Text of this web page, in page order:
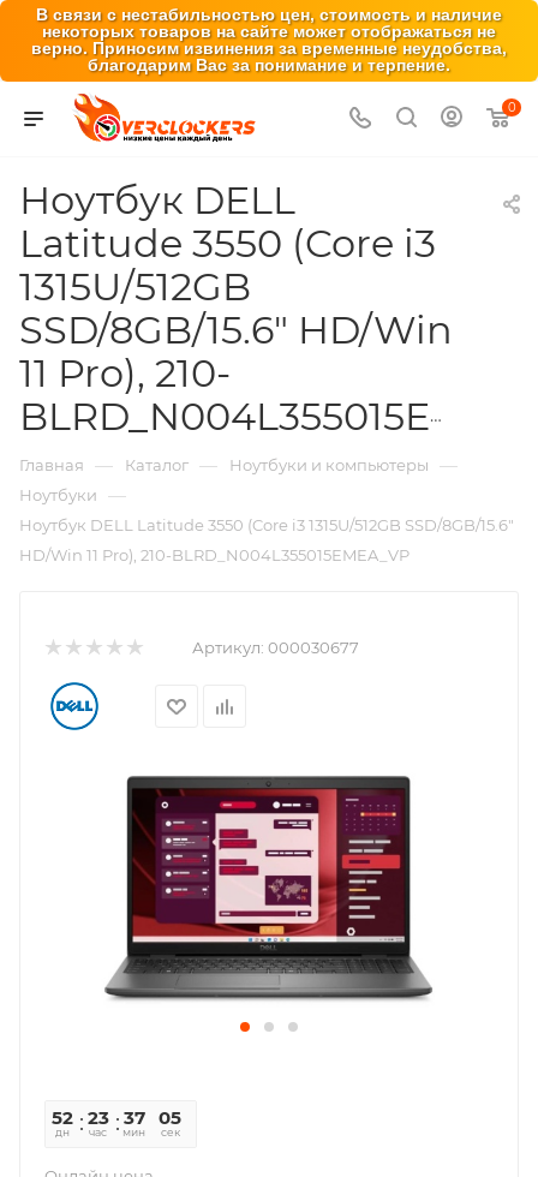
В связи с нестабильностью цен, стоимость и наличие
некоторых товаров на сайте может отображаться не
верно. Приносим извинения за временные неудобства,
благодарим Вас за понимание и терпение.
0
Ноутбук DELL
Latitude 3550 (Core i3
1315U/512GB
SSD/8GB/15.6" HD/Win
11 Pro), 210-
BLRD_N004L355015EMEA_VP
Главная — Каталог — Ноутбуки и компьютеры —
Ноутбуки —
Ноутбук DELL Latitude 3550 (Core i3 1315U/512GB SSD/8GB/15.6"
HD/Win 11 Pro), 210-BLRD_N004L355015EMEA_VP
Артикул: 000030677
52
дн
23
час
37
мин
05
сек